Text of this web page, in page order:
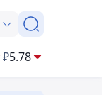
₽5.78